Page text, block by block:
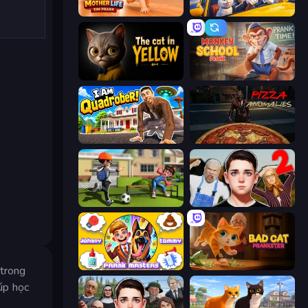
học
Mother Life Simulator: Prank I Am Taxi Prankster Sim
The Cat in Yellow Monkey School Prank
I Am Quadrober! Pizza Anomalies
The Prank King Schoolboy Escape 2
Johnny n Tommy - Prank Masters Bad Cat Prankster